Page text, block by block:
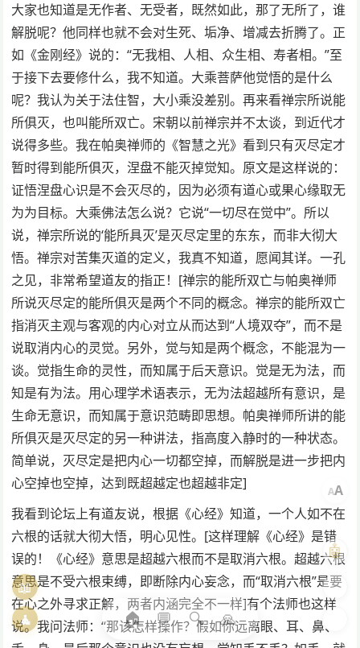
大家也知道是无作者、无受者，既然如此，那了无所了，谁
解脱呢？他同样也就不会对生死、垢净、增减去折腾了。正
如《金刚经》说的：“无我相、人相、众生相、寿者相。”至
于接下去要修什么，我不知道。大乘菩萨他觉悟的是什么
呢？我认为关于法住智，大小乘没差别。再来看禅宗所说能
所俱灭，也叫能所双亡。宋朝以前禅宗并不太谈，到近代才
说得多些。我在帕奥禅师的《智慧之光》看到只有灭尽定才
暂时得到能所俱灭，涅盘不能灭掉觉知。原文是这样说的：
证悟涅盘心识是不会灭尽的，因为必须有道心或果心缘取无
为为目标。大乘佛法怎么说？它说“一切尽在觉中”。所以
说，禅宗所说的‘能所具灭’是灭尽定里的东东，而非大彻大
悟。禅宗对苦集灭道的定义，我真不知道，愿闻其详。一孔
之见，非常希望道友的指正！[禅宗的能所双亡与帕奥禅师
所说灭尽定的能所俱灭是两个不同的概念。禅宗的能所双亡
指消灭主观与客观的内心对立从而达到“人境双夺”，而不是
说取消内心的灵觉。另外，觉与知是两个概念，不能混为一
谈。觉指生命的灵性，而知属于后天意识。觉是无为法，而
知是有为法。用心理学术语表示，无为法超越所有意识，是
生命无意识，而知属于意识范畴即思想。帕奥禅师所讲的能
所俱灭是灭尽定的另一种讲法，指高度入静时的一种状态。
简单说，灭尽定是把内心一切都空掉，而解脱是进一步把内
心空掉也空掉，达到既超越定也超越非定]
我看到论坛上有道友说，根据《心经》知道，一个人如不在
六根的话就大彻大悟，明心见性。[这样理解《心经》是错
误的！《心经》意思是超越六根而不是取消六根。超越六根
意思是不受六根束缚，即断除内心妄念，而“取消六根”是要
在心之外寻求正解，两者内涵完全不一样]有个法师也这样
说。我问法师：“那该怎样操作？假如你远离眼、耳、鼻、
🏠 💬 🔍 🙏
AA
📖
🧘
🤖
🎨